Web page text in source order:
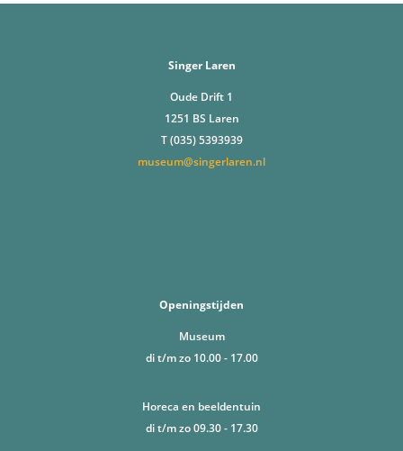
Singer Laren
Oude Drift 1
1251 BS Laren
T (035) 5393939
museum@singerlaren.nl
Openingstijden
Museum
di t/m zo 10.00 - 17.00
Horeca en beeldentuin
di t/m zo 09.30 - 17.30